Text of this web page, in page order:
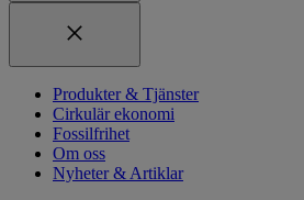
Produkter & Tjänster
Cirkulär ekonomi
Fossilfrihet
Om oss
Nyheter & Artiklar